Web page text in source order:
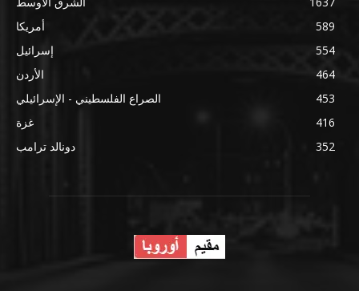
أمريكا
589
إسرائيل
554
الأردن
464
الصراع الفلسطيني - الإسرائيلي
453
غزة
416
دونالد ترامب
352